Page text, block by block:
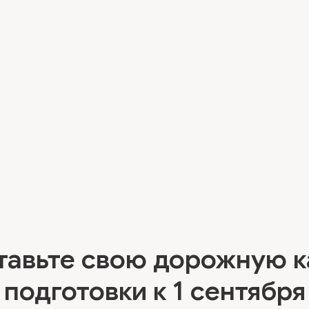
свою дорожную
подготовки к 1 сентября